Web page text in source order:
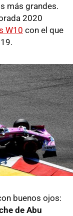
más grandes.
2020
W10 con el que
buenos ojos:
de Abu